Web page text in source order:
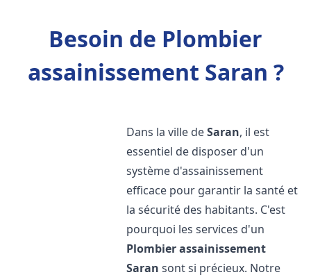
Besoin de Plombier
assainissement Saran ?
Dans la ville deSaran, il est
essentiel de disposer d'un
système d'assainissement
efficace pour garantir la santé et
la sécurité des habitants. C'est
pourquoi les services d'un
Plombier assainissement
Saran sont si précieux. Notre